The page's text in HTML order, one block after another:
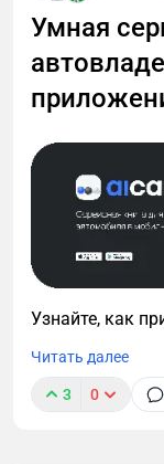
Умная
Узнайте, как
напоминает о
заменяет
Читать далее
3 0